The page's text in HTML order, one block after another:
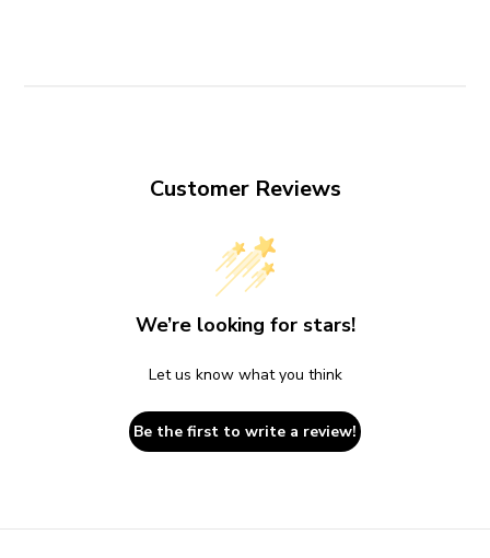
Customer Reviews
We’re looking for stars!
Let us know what you think
Be the first to write a review!